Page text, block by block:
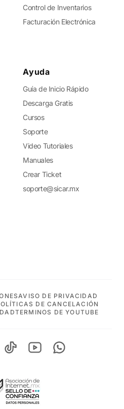
Control de Inventarios
Facturación Electrónica
Ayuda
Guía de Inicio Rápido
Descarga Gratis
Cursos
Soporte
Video Tutoriales
Manuales
Crear Ticket
soporte@sicar.mx
AVISO DE PRIVACIDAD
DE CANCELACIÓN
TERMINOS DE YOUTUBE